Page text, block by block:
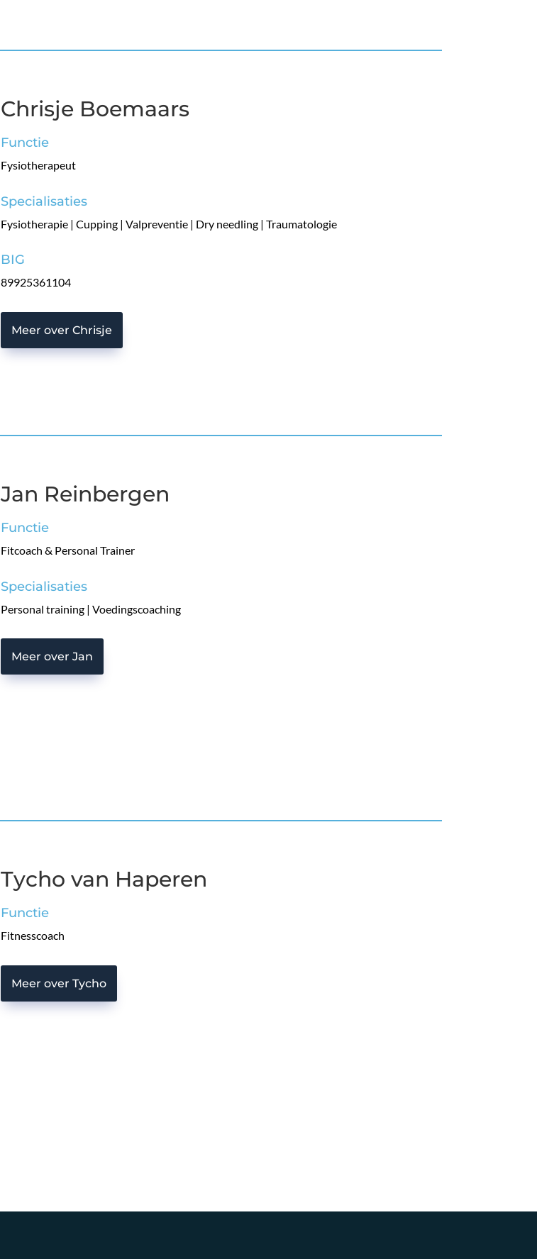
Chrisje Boemaars
Functie
Fysiotherapeut
Specialisaties
Fysiotherapie | Cupping | Valpreventie | Dry needling | Traumatologie
BIG
89925361104
Meer over Chrisje
Jan Reinbergen
Functie
Fitcoach & Personal Trainer
Specialisaties
Personal training | Voedingscoaching
Meer over Jan
Tycho van Haperen
Functie
Fitnesscoach
Meer over Tycho